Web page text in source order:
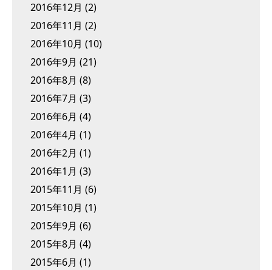
2016年12月 (2)
2016年11月 (2)
2016年10月 (10)
2016年9月 (21)
2016年8月 (8)
2016年7月 (3)
2016年6月 (4)
2016年4月 (1)
2016年2月 (1)
2016年1月 (3)
2015年11月 (6)
2015年10月 (1)
2015年9月 (6)
2015年8月 (4)
2015年6月 (1)